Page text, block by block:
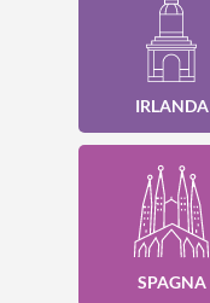
IRLANDA
SPAGNA